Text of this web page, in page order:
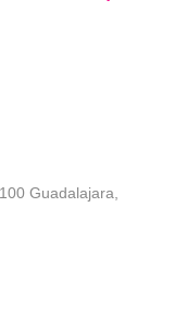
Guadalajara,